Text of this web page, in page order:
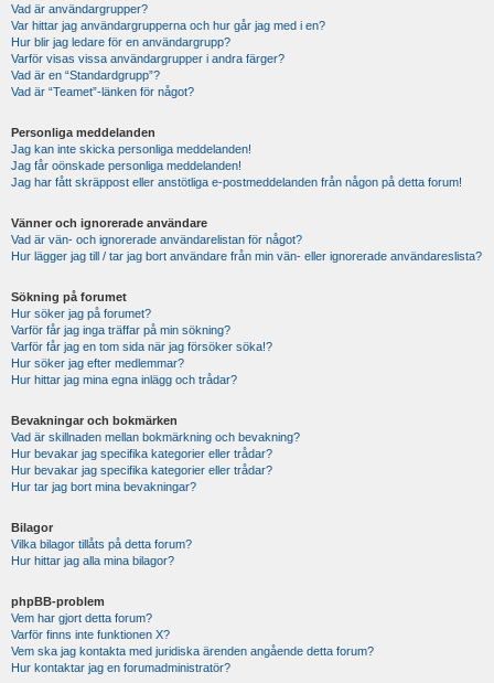
Vad är användargrupper?
Var hittar jag användargrupperna och hur går jag med i en?
Hur blir jag ledare för en användargrupp?
Varför visas vissa användargrupper i andra färger?
Vad är en “Standardgrupp”?
Vad är “Teamet”-länken för något?
Personliga meddelanden
Jag kan inte skicka personliga meddelanden!
Jag får oönskade personliga meddelanden!
Jag har fått skräppost eller anstötliga e-postmeddelanden från någon på detta forum!
Vänner och ignorerade användare
Vad är vän- och ignorerade användarelistan för något?
Hur lägger jag till / tar jag bort användare från min vän- eller ignorerade användareslista?
Sökning på forumet
Hur söker jag på forumet?
Varför får jag inga träffar på min sökning?
Varför får jag en tom sida när jag försöker söka!?
Hur söker jag efter medlemmar?
Hur hittar jag mina egna inlägg och trådar?
Bevakningar och bokmärken
Vad är skillnaden mellan bokmärkning och bevakning?
Hur bevakar jag specifika kategorier eller trådar?
Hur bevakar jag specifika kategorier eller trådar?
Hur tar jag bort mina bevakningar?
Bilagor
Vilka bilagor tillåts på detta forum?
Hur hittar jag alla mina bilagor?
phpBB-problem
Vem har gjort detta forum?
Varför finns inte funktionen X?
Vem ska jag kontakta med juridiska ärenden angående detta forum?
Hur kontaktar jag en forumadministratör?